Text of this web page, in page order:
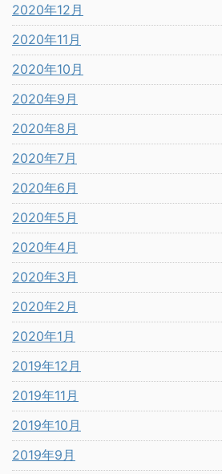
2020年12月
2020年11月
2020年10月
2020年9月
2020年8月
2020年7月
2020年6月
2020年5月
2020年4月
2020年3月
2020年2月
2020年1月
2019年12月
2019年11月
2019年10月
2019年9月